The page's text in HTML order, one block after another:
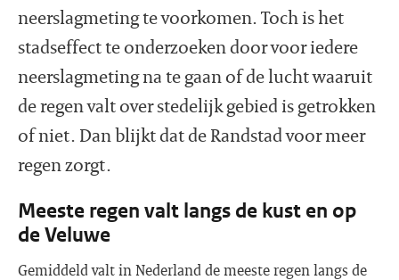
neerslagmeting te voorkomen. Toch is het
stadseffect te onderzoeken door voor iedere
neerslagmeting na te gaan of de lucht waaruit
de regen valt over stedelijk gebied is getrokken
of niet. Dan blijkt dat de Randstad voor meer
regen zorgt.
Meeste regen valt langs de kust en op
de Veluwe
Gemiddeld valt in Nederland de meeste regen langs de